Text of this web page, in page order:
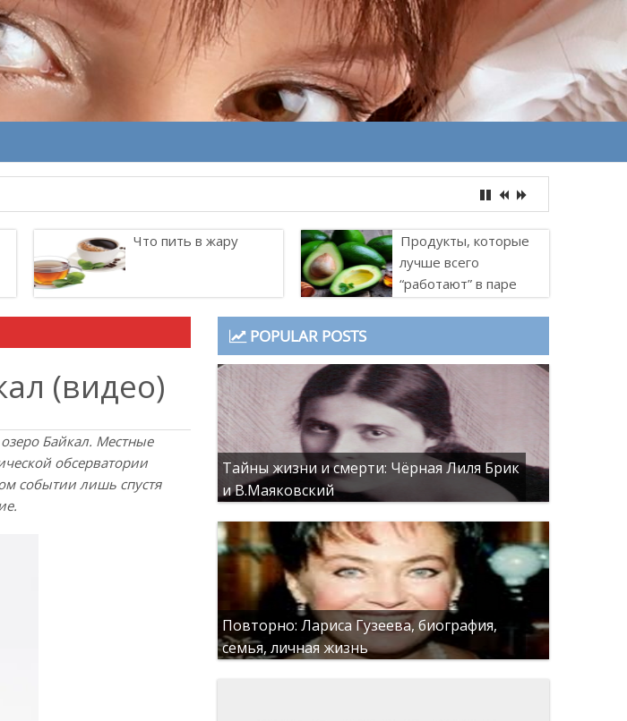
Что пить в жару
Продукты, которые
лучше всего
“работают” в паре
(видео)
Байкал. Местные
обсерватории
событии лишь спустя
POPULAR POSTS
Тайны жизни и смерти: Чёрная Лиля Брик
и В.Маяковский
Повторно: Лариса Гузеева, биография,
семья, личная жизнь